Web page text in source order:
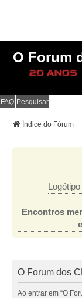
O Forum
FAQ Pesquisar
Índice do Fórum
Encontros
O Forum dos
Ao entrar em “O